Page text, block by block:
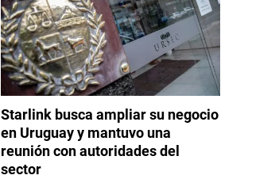
Starlink busca ampliar su negocio
en Uruguay y mantuvo una
reunión con autoridades del
sector